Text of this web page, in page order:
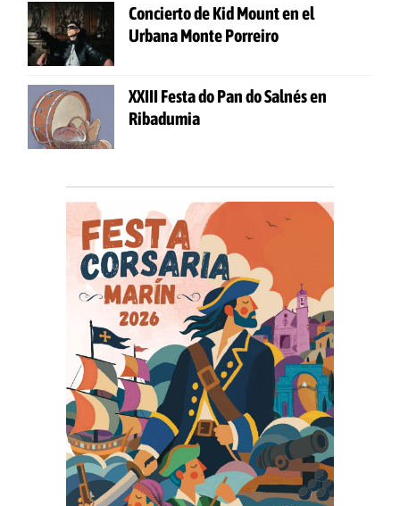
Concierto de Kid Mount en el
Urbana Monte Porreiro
XXIII Festa do Pan do Salnés en
Ribadumia